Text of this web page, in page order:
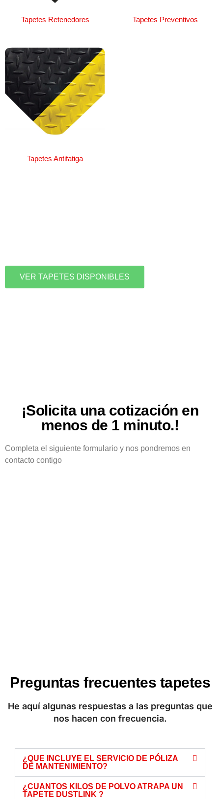
Tapetes Retenedores Tapetes Preventivos
Tapetes Antifatiga
VER TAPETES DISPONIBLES
¡Solicita una cotización en
menos de 1 minuto.!
Completa el siguiente formulario y nos pondremos en
contacto contigo
Preguntas frecuentes tapetes
He aquí algunas respuestas a las preguntas que
nos hacen con frecuencia.
¿QUE INCLUYE EL SERVICIO DE PÓLIZA
DE MANTENIMIENTO?
¿CUANTOS KILOS DE POLVO ATRAPA UN
TAPETE DUSTLINK ?